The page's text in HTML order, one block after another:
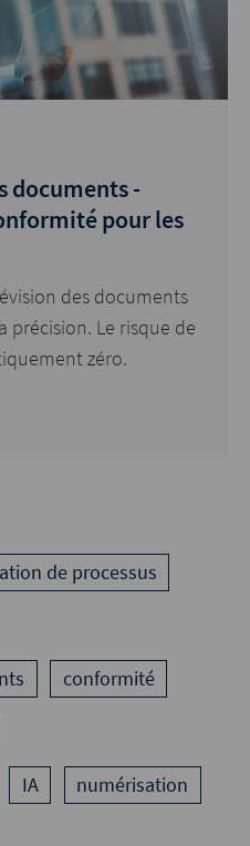
documents -
pour les
des documents
précision. Le risque de
zéro.
de processus
conformité
IA numérisation